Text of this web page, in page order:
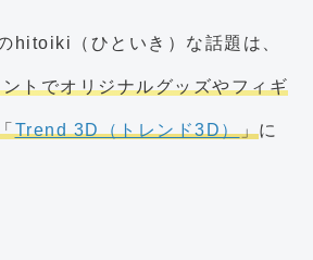
hitoiki（ひといき）な話題は、
トでオリジナルグッズやフィギ
Trend 3D（トレンド3D）」に